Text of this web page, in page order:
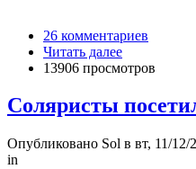
26 комментариев
Читать далее
13906 просмотров
Соляристы
Опубликовано Sol в вт, 11/12/
in